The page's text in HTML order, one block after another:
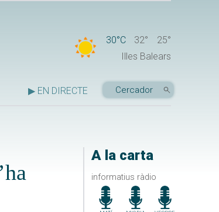
30°C 32°
25°
Illes Balears
▶ EN DIRECTE
A la carta
informatius ràdio